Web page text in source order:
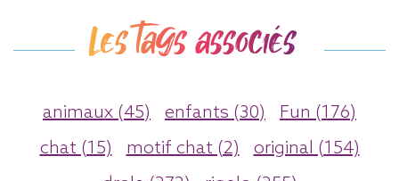
Les tags associés
animaux (45) enfants (30)
Fun (176)
chat (15)
motif chat (2)
original (154)